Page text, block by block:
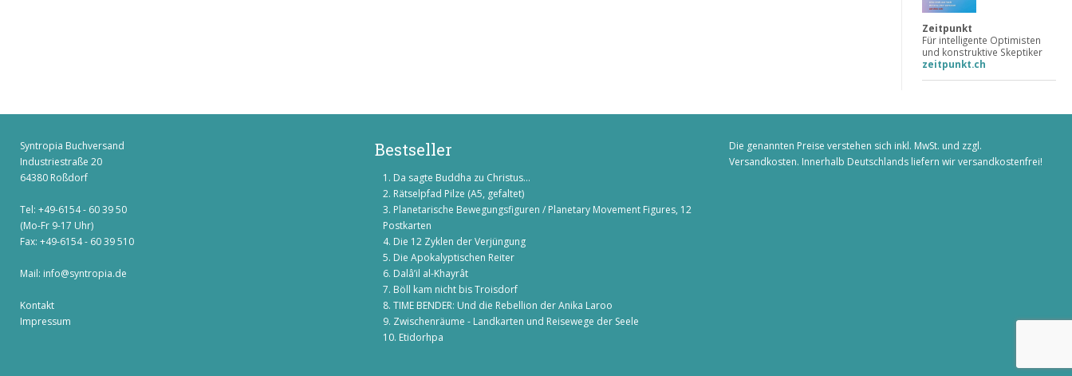
Zeitpunkt
Für intelligente Optimisten
und konstruktive Skeptiker
zeitpunkt.ch
Syntropia Buchversand
Industriestraße 20
64380 Roßdorf
Tel: +49-6154 - 60 39 50
(Mo-Fr 9-17 Uhr)
Fax: +49-6154 - 60 39 510
Mail: info@syntropia.de
Kontakt
Impressum
Bestseller
Da sagte Buddha zu Christus...
Rätselpfad Pilze (A5, gefaltet)
Planetarische Bewegungsfiguren / Planetary Movement Figures, 12
Postkarten
Die 12 Zyklen der Verjüngung
Die Apokalyptischen Reiter
Dalâ’il al-Khayrât
Böll kam nicht bis Troisdorf
TIME BENDER: Und die Rebellion der Anika Laroo
Zwischenräume - Landkarten und Reisewege der Seele
Etidorhpa
Die genannten Preise verstehen sich inkl. MwSt. und zzgl.
Versandkosten. Innerhalb Deutschlands liefern wir versandkostenfrei!